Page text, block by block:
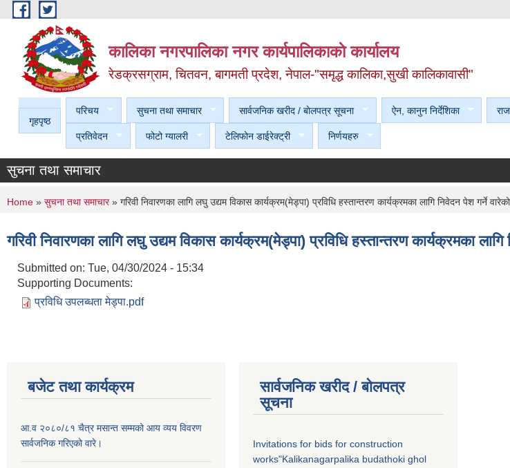
Skip to main content
कालिका नगरपालिका नगर कार्यपालिकाकाे कार्यालय
रेडक्रसग्राम, चितवन, बागमती प्रदेश, नेपाल-"समृद्ध कालिका,सुखी कालिकावासी"
गृहपृष्ठ
परिचय सुचना तथा समाचार सार्वजनिक खरीद / बाेलपत्र सूचना ऐन, कानुन निर्देशिका
प्रतिवेदन फोटो ग्यालरी टेलिफोन डाईरेक्ट्री निर्णयहरु
सुचना तथा समाचार
You are here
Home » सुचना तथा समाचार» गरिवी निवारणका लागि लघु उद्यम विकास कार्यक्रम(मेड्पा) प्रविधि हस्तान्तरण कार्यक्रमका लागि निवेदन पेश गर्ने
गरिवी निवारणका लागि लघु उद्यम विकास कार्यक्रम(मेड्पा) प्रविधि हस्तान्तरण कार्यक्रमका
Submitted on: Tue, 04/30/2024 - 15:34
Supporting Documents:
प्रविधि उपलब्धता मेड्पा.pdf
बजेट तथा कार्यक्रम
आ.व २०८०/८१ चैत्र मसान्त सम्मको आय व्यय विवरण
सार्वजनिक गरिएको वारे।
सार्वजनिक खरीद / बाेलपत्र
सूचना
Invitations for bids for construction
works"Kalikanagarpalika budathoki ghol